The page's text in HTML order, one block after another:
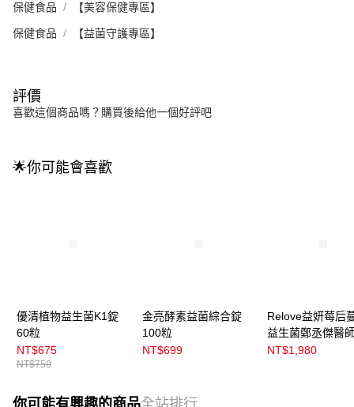
保健食品 【美容保健專區】
保健食品 【益菌守護專區】
評價
喜歡這個商品嗎？購買後給他一個好評吧
🌟你可能會喜歡
優清植物益生菌K1錠
60粒
NT$675
NT$750
金亮酵素益菌綜合錠
100粒
NT$699
Relove益妍莓后
益生菌鄭丞傑醫
NT$1,980
你可能有興趣的商品全站排行